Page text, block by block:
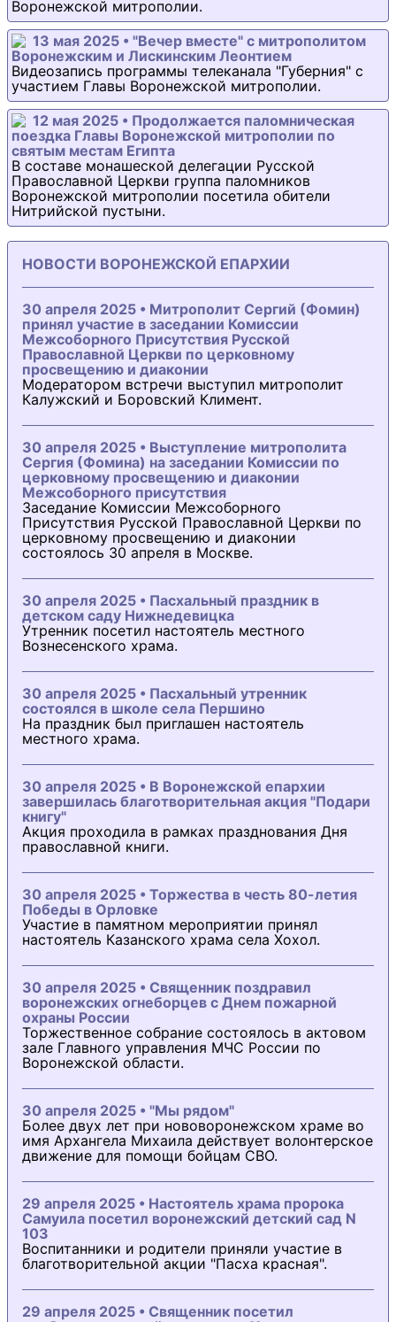
Воронежской митрополии.
13 мая 2025 • "Вечер вместе" с митрополитом
Воронежским и Лискинским Леонтием
Видеозапись программы телеканала "Губерния" с
участием Главы Воронежской митрополии.
12 мая 2025 • Продолжается паломническая
поездка Главы Воронежской митрополии по
святым местам Египта
В составе монашеской делегации Русской
Православной Церкви группа паломников
Воронежской митрополии посетила обители
Нитрийской пустыни.
НОВОСТИ ВОРОНЕЖСКОЙ ЕПАРХИИ
30 апреля 2025 • Митрополит Сергий (Фомин)
принял участие в заседании Комиссии
Межсоборного Присутствия Русской
Православной Церкви по церковному
просвещению и диаконии
Модератором встречи выступил митрополит
Калужский и Боровский Климент.
30 апреля 2025 • Выступление митрополита
Сергия (Фомина) на заседании Комиссии по
церковному просвещению и диаконии
Межсоборного присутствия
Заседание Комиссии Межсоборного
Присутствия Русской Православной Церкви по
церковному просвещению и диаконии
состоялось 30 апреля в Москве.
30 апреля 2025 • Пасхальный праздник в
детском саду Нижнедевицка
Утренник посетил настоятель местного
Вознесенского храма.
30 апреля 2025 • Пасхальный утренник
состоялся в школе села Першино
На праздник был приглашен настоятель
местного храма.
30 апреля 2025 • В Воронежской епархии
завершилась благотворительная акция "Подари
книгу"
Акция проходила в рамках празднования Дня
православной книги.
30 апреля 2025 • Торжества в честь 80-летия
Победы в Орловке
Участие в памятном мероприятии принял
настоятель Казанского храма села Хохол.
30 апреля 2025 • Священник поздравил
воронежских огнеборцев с Днем пожарной
охраны России
Торжественное собрание состоялось в актовом
зале Главного управления МЧС России по
Воронежской области.
30 апреля 2025 • "Мы рядом"
Более двух лет при нововоронежском храме во
имя Архангела Михаила действует волонтерское
движение для помощи бойцам СВО.
29 апреля 2025 • Настоятель храма пророка
Самуила посетил воронежский детский сад N
103
Воспитанники и родители приняли участие в
благотворительной акции "Пасха красная".
29 апреля 2025 • Священник посетил